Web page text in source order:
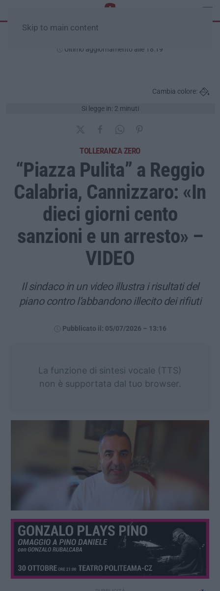
Skip to main content
Ultimo aggiornamento alle 18:19
Si legge in: 2 minuti
Cambia colore:
TOLLERANZA ZERO
“Piazza Pulita” a Reggio
Calabria, Cannizzaro: «In
dieci giorni cento
sanzioni e un arresto» –
VIDEO
Il sindaco in un video illustra i risultati del
piano contro l’abbandono illecito dei rifiuti
Pubblicato il: 05/07/2026 – 13:16
La funzione di sintesi vocale (TTS)
non è supportata dal tuo browser.